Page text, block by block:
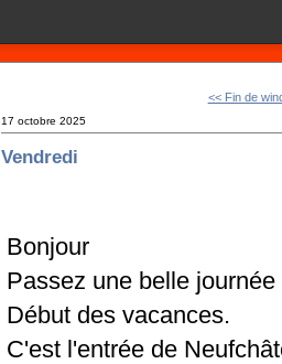
<< Fin de
17 octobre 2025
Vendredi
Bonjour
Passez une belle journée
Début des vacances.
C'est l'entrée de